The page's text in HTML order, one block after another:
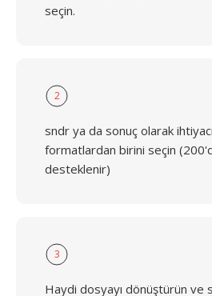
seçin.
2
sndr ya da sonuç olarak
formatlardan birini seçin
desteklenir)
3
Haydi dosyayı dönüştürün ve